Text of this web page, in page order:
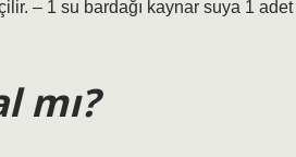
– 1 su bardağı kaynar suya 1 adet
mı?